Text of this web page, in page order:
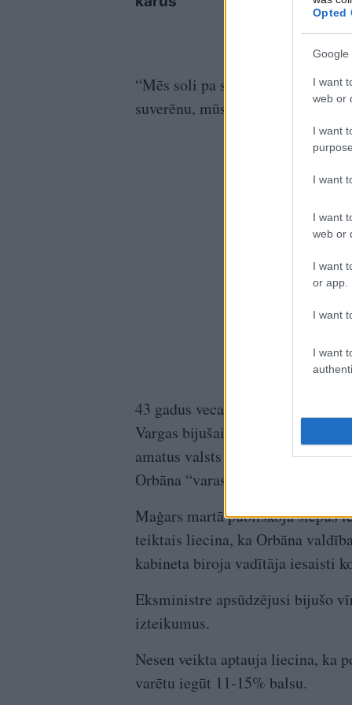
Opted
Google
I want
web or
I want
I want
I want
web or
I want
or app.
I want
I want
“Mēs soli pa solim atgūsim
suverēnu, mūsdienīgu Ungāriju,”
43 gadus vecais Maģars ir
Vargas bijušais vīrs un ilgi bija
amatus valsts institūcijās un
Orbāna “varas fabriku”,
Maģars martā publiskoja slepus
teiktais liecina, ka Orbāna
kabineta biroja vadītāja iesaisti
Eksministre apsūdzējusi bijušo
izteikumus.
Nesen veikta aptauja liecina, ka
varētu iegūt 11-15% balsu.